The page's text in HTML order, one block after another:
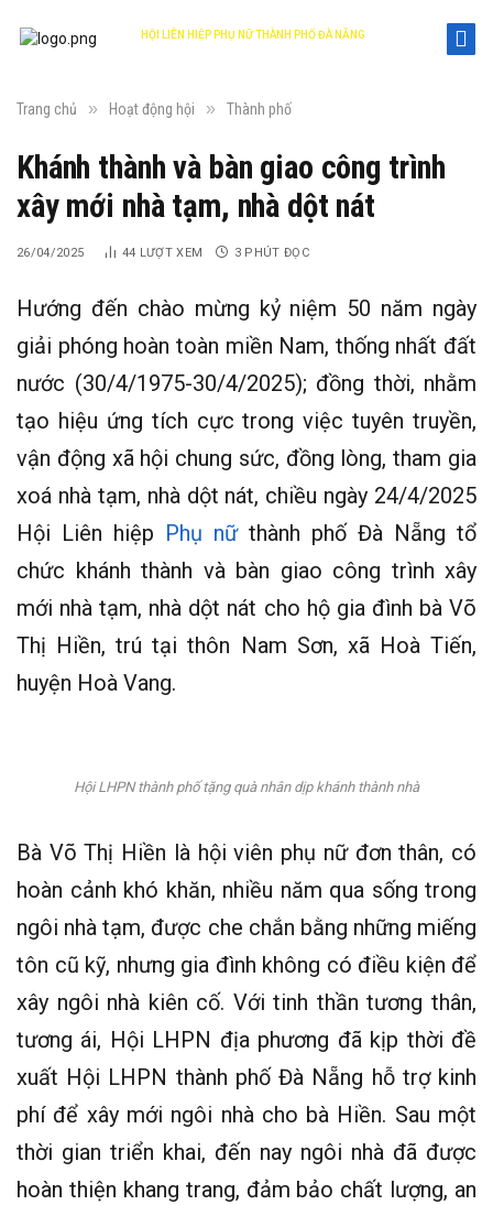
HỘI LIÊN HIỆP PHỤ NỮ THÀNH PHỐ ĐÀ NẴNG
DANANG WOMEN'S UNION
Trang chủ » Hoạt động hội » Thành phố
Khánh thành và bàn giao công trình
xây mới nhà tạm, nhà dột nát
26/04/2025 44 LƯỢT XEM 3 PHÚT ĐỌC
Hướng đến chào mừng kỷ niệm 50 năm ngày
giải phóng hoàn toàn miền Nam, thống nhất đất
nước (30/4/1975-30/4/2025); đồng thời, nhằm
tạo hiệu ứng tích cực trong việc tuyên truyền,
vận động xã hội chung sức, đồng lòng, tham gia
xoá nhà tạm, nhà dột nát, chiều ngày 24/4/2025
Hội Liên hiệp Phụ nữthành phố Đà Nẵng tổ
chức khánh thành và bàn giao công trình xây
mới nhà tạm, nhà dột nát cho hộ gia đình bà Võ
Thị Hiền, trú tại thôn Nam Sơn, xã Hoà Tiến,
huyện Hoà Vang.
Hội LHPN thành phố tặng quà nhân dịp khánh thành nhà
Bà Võ Thị Hiền là hội viên phụ nữ đơn thân, có
hoàn cảnh khó khăn, nhiều năm qua sống trong
ngôi nhà tạm, được che chắn bằng những miếng
tôn cũ kỹ, nhưng gia đình không có điều kiện để
xây ngôi nhà kiên cố. Với tinh thần tương thân,
tương ái, Hội LHPN địa phương đã kịp thời đề
xuất Hội LHPN thành phố Đà Nẵng hỗ trợ kinh
phí để xây mới ngôi nhà cho bà Hiền. Sau một
thời gian triển khai, đến nay ngôi nhà đã được
hoàn thiện khang trang, đảm bảo chất lượng, an